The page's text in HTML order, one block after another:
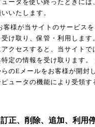
ータを使い終ったときには
いたします。
客様が当サイトのサービス
け取り、保管・利用します
アクセスすると、当サイト
定の情報を受け取ります。
らのEメールをお客様が開封
ュータの機能により受領す
正、削除、追加、利用